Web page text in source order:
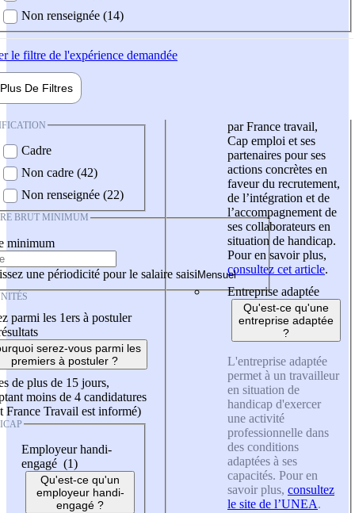
Non renseignée (14)
le filtre de l'expérience demandée
Plus De Filtres
Cadre
Non cadre (42)
Non renseignée (22)
BRUT MINIMUM
minimum
une périodicité pour le salaire saisi
parmi les 1ers à postuler
serez-vous parmi les
premiers à postuler ?
de plus de 15 jours,
moins de 4 candidatures
France Travail est informé)
Employeur handi-
engagé (1)
Qu'est-ce qu'un
employeur handi-
engagé ?
par France travail,
Cap emploi et ses
partenaires pour ses
actions concrètes en
faveur du recrutement,
de l’intégration et de
l’accompagnement de
ses collaborateurs en
situation de handicap.
Pour en savoir plus,
consultez cet article.
Entreprise adaptée
Qu'est-ce qu'une
entreprise adaptée
?
L'entreprise adaptée
permet à un travailleur
en situation de
handicap d'exercer
une activité
professionnelle dans
des conditions
adaptées à ses
capacités. Pour en
savoir plus, consultez
le site de l’UNEA.